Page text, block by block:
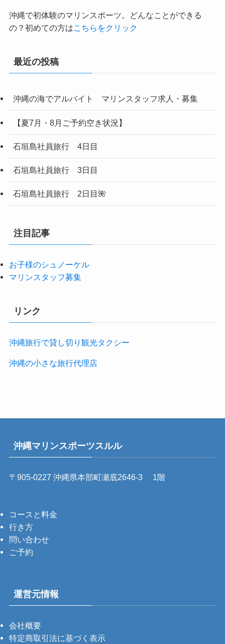
沖縄で初体験のマリンスポーツ。どんなことができる
の？初めての方はこちらをクリック
最近の投稿
沖縄の海でアルバイト マリンスタッフ求人・募集
【夏7月・8月ご予約空き状況】
石垣島社員旅行 4日目
石垣島社員旅行 3日目
石垣島社員旅行 2日目🌺
注目記事
お子様のシュノーケル
マリンスタッフ募集
リンク
沖縄旅行で貸し切り観光タクシー
沖縄の小さな旅行代理店
沖縄マリンスポーツスルル
〒905-0227 沖縄県本部町瀬底2646-3 1階
コースと料金
行き方
問い合わせ
ご予約
運営元情報
会社概要
特定商取引法に基づく表示